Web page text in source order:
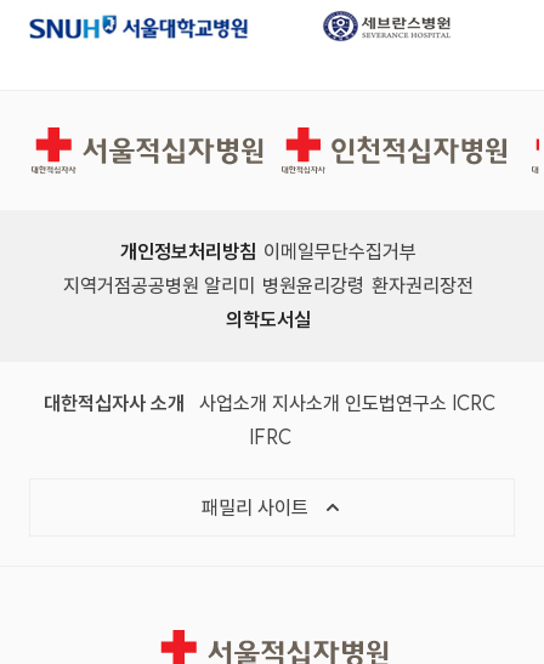
서울적십자병원 인천적십자병원
개인정보처리방침 이메일무단수집거부
지역거점공공병원 알리미 병원윤리강령 환자권리장전
의학도서실
대한적십자사 소개 (새 창)
사업소개 (새 창)
지사소개 (새 창)
인도법연구소 (새 창)
ICRC(국제
IFRC(국제적십자사연맹, 새 창)
패밀리 사이트 목록 열기
서울적십자병원